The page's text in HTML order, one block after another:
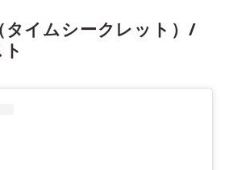
タイムシークレット）/